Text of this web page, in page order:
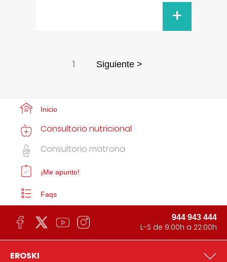
+
1 Siguiente >
Inicio
Consultorio nutricional
Consultorio matrona
¡Me apunto!
Faqs
944 943 444
L-S de 9:00h a 22:00h
EROSKI